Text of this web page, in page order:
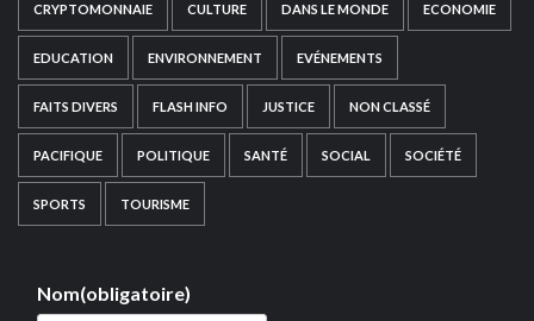
CRYPTOMONNAIE CULTURE DANS LE MONDE ECONOMIE
EDUCATION ENVIRONNEMENT EVÉNEMENTS
FAITS DIVERS FLASH INFO JUSTICE NON CLASSÉ
PACIFIQUE POLITIQUE SANTÉ SOCIAL SOCIÉTÉ
SPORTS TOURISME
Nom(obligatoire)